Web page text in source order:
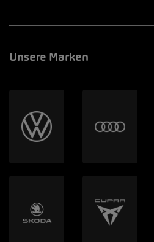
Unsere Marken